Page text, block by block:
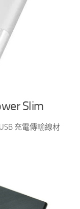
Slim
充電傳輸線材